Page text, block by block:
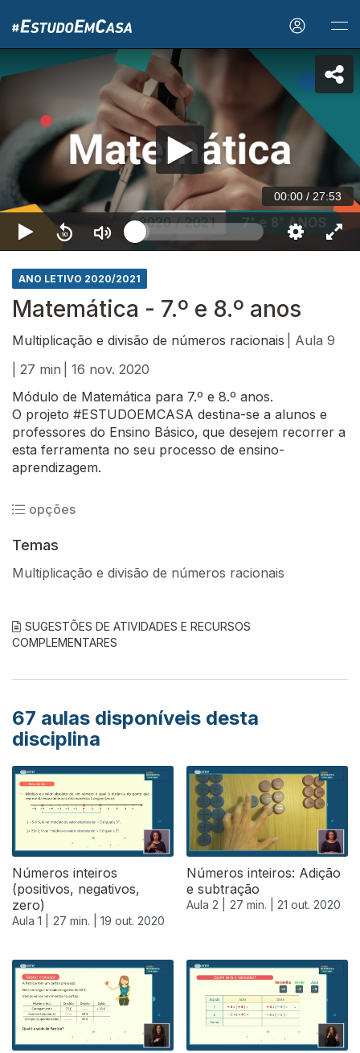
00:00 / 27:53
ANO LETIVO 2020/2021
Matemática - 7.º e 8.º anos
Multiplicação e divisão de números racionais
| Aula 9
| 27 min
| 16 nov. 2020
Módulo de Matemática para 7.º e 8.º anos.
O projeto #ESTUDOEMCASA destina-se a alunos e
professores do Ensino Básico, que desejem recorrer a
esta ferramenta no seu processo de ensino-
aprendizagem.
opções
Temas
Multiplicação e divisão de números racionais
SUGESTÕES DE ATIVIDADES E RECURSOS
COMPLEMENTARES
67 aulas disponíveis desta
disciplina
Números inteiros
(positivos, negativos,
zero)
Aula 1 | 27 min. | 19 out. 2020
Números inteiros: Adição
e subtração
Aula 2 | 27 min. | 21 out. 2020